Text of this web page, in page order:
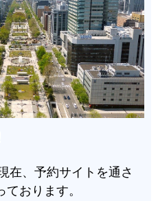
在、予約サイトを通さ
おります。